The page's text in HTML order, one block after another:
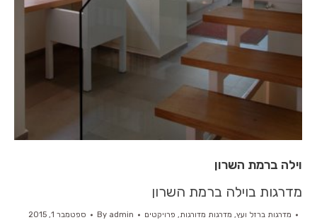
וילה ברמת השרון
מדרגות בוילה ברמת השרון
מדרגות ברזל ועץ, מדרגות מדורגות, פרויקטים By admin
ספטמבר 1, 2015